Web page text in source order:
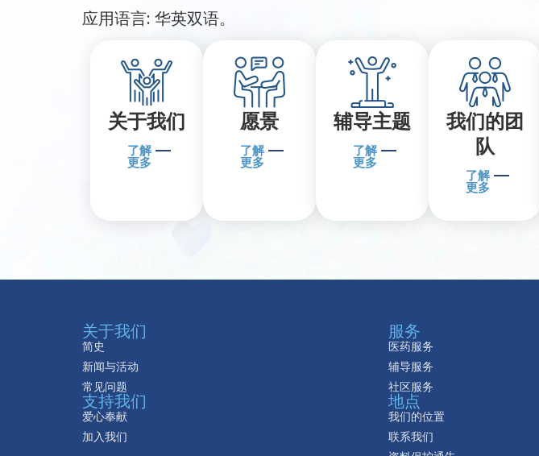
应用语言: 华英双语。
关于我们
了解
更多
愿景
了解
更多
辅导主题
了解
更多
我们的团
队
了解
更多
关于我们
简史
新闻与活动
常见问题
服务
医药服务
辅导服务
社区服务
支持我们
爱心奉献
加入我们
地点
我们的位置
联系我们